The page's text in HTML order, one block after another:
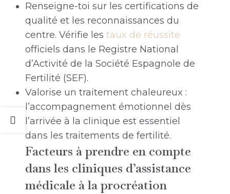
Renseigne-toi sur les certifications de
qualité et les reconnaissances du
centre. Vérifie les taux de réussite
officiels dans le Registre National
d’Activité de la Société Espagnole de
Fertilité (SEF).
Valorise un traitement chaleureux :
l’accompagnement émotionnel dès
l’arrivée à la clinique est essentiel
dans les traitements de fertilité.
Facteurs à prendre en compte
dans les cliniques d’assistance
médicale à la procréation